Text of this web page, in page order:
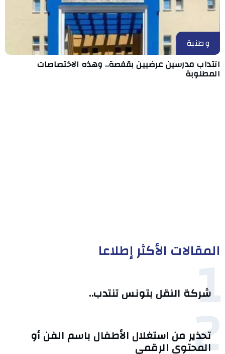
وطنية
انتداب مدرسين عرضيين بقفصة.. وهذه الاختصاصات
المطلوبة
المقالات الأكثر إطلاعا
1
شركة النقل بتونس تنتدب..
2
تحذير من استغلال الأطفال باسم الفن أو
المحتوى الرقمي